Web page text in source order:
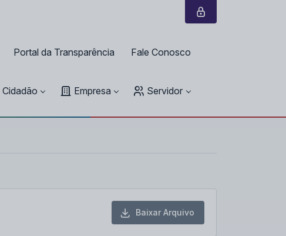
Portal da Transparência Fale Conosco
Cidadão Empresa Servidor
Baixar Arquivo